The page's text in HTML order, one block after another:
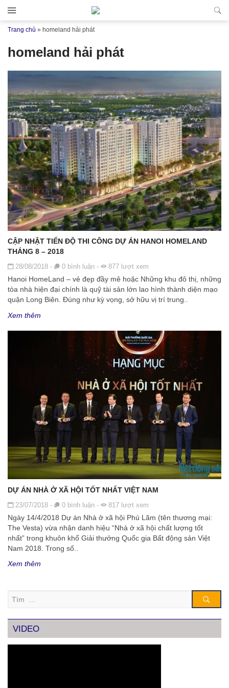
Trang chủ » homeland hải phát
homeland hải phát
CẬP NHẬT TIẾN ĐỘ THI CÔNG DỰ ÁN HANOI HOMELAND
THÁNG 8 – 2018
Đăng ngày
28/08/2018 - 0 bình luận - 877 lượt xem
Hanoi HomeLand – vẻ đẹp đầy mê hoặc Những khu đô thị, những
tòa nhà hiện đại chính là quỹ tài sản lớn lao hình thành diện mạo
quận Long Biên. Đúng như kỳ vọng, sở hữu vị trí trung..
Xem thêm
DỰ ÁN NHÀ Ở XÃ HỘI TỐT NHẤT VIỆT NAM
Đăng ngày
23/07/2018 - 0 bình luận - 817 lượt xem
Ngày 14/4/2018 Dự án Nhà ở xã hội Phú Lãm (tên thương mại:
The Vesta) vừa nhận danh hiệu “Nhà ở xã hội chất lượng tốt
nhất” trong khuôn khổ Giải thưởng Quốc gia Bất động sản Việt
Nam 2018. Trong số..
Xem thêm
VIDEO